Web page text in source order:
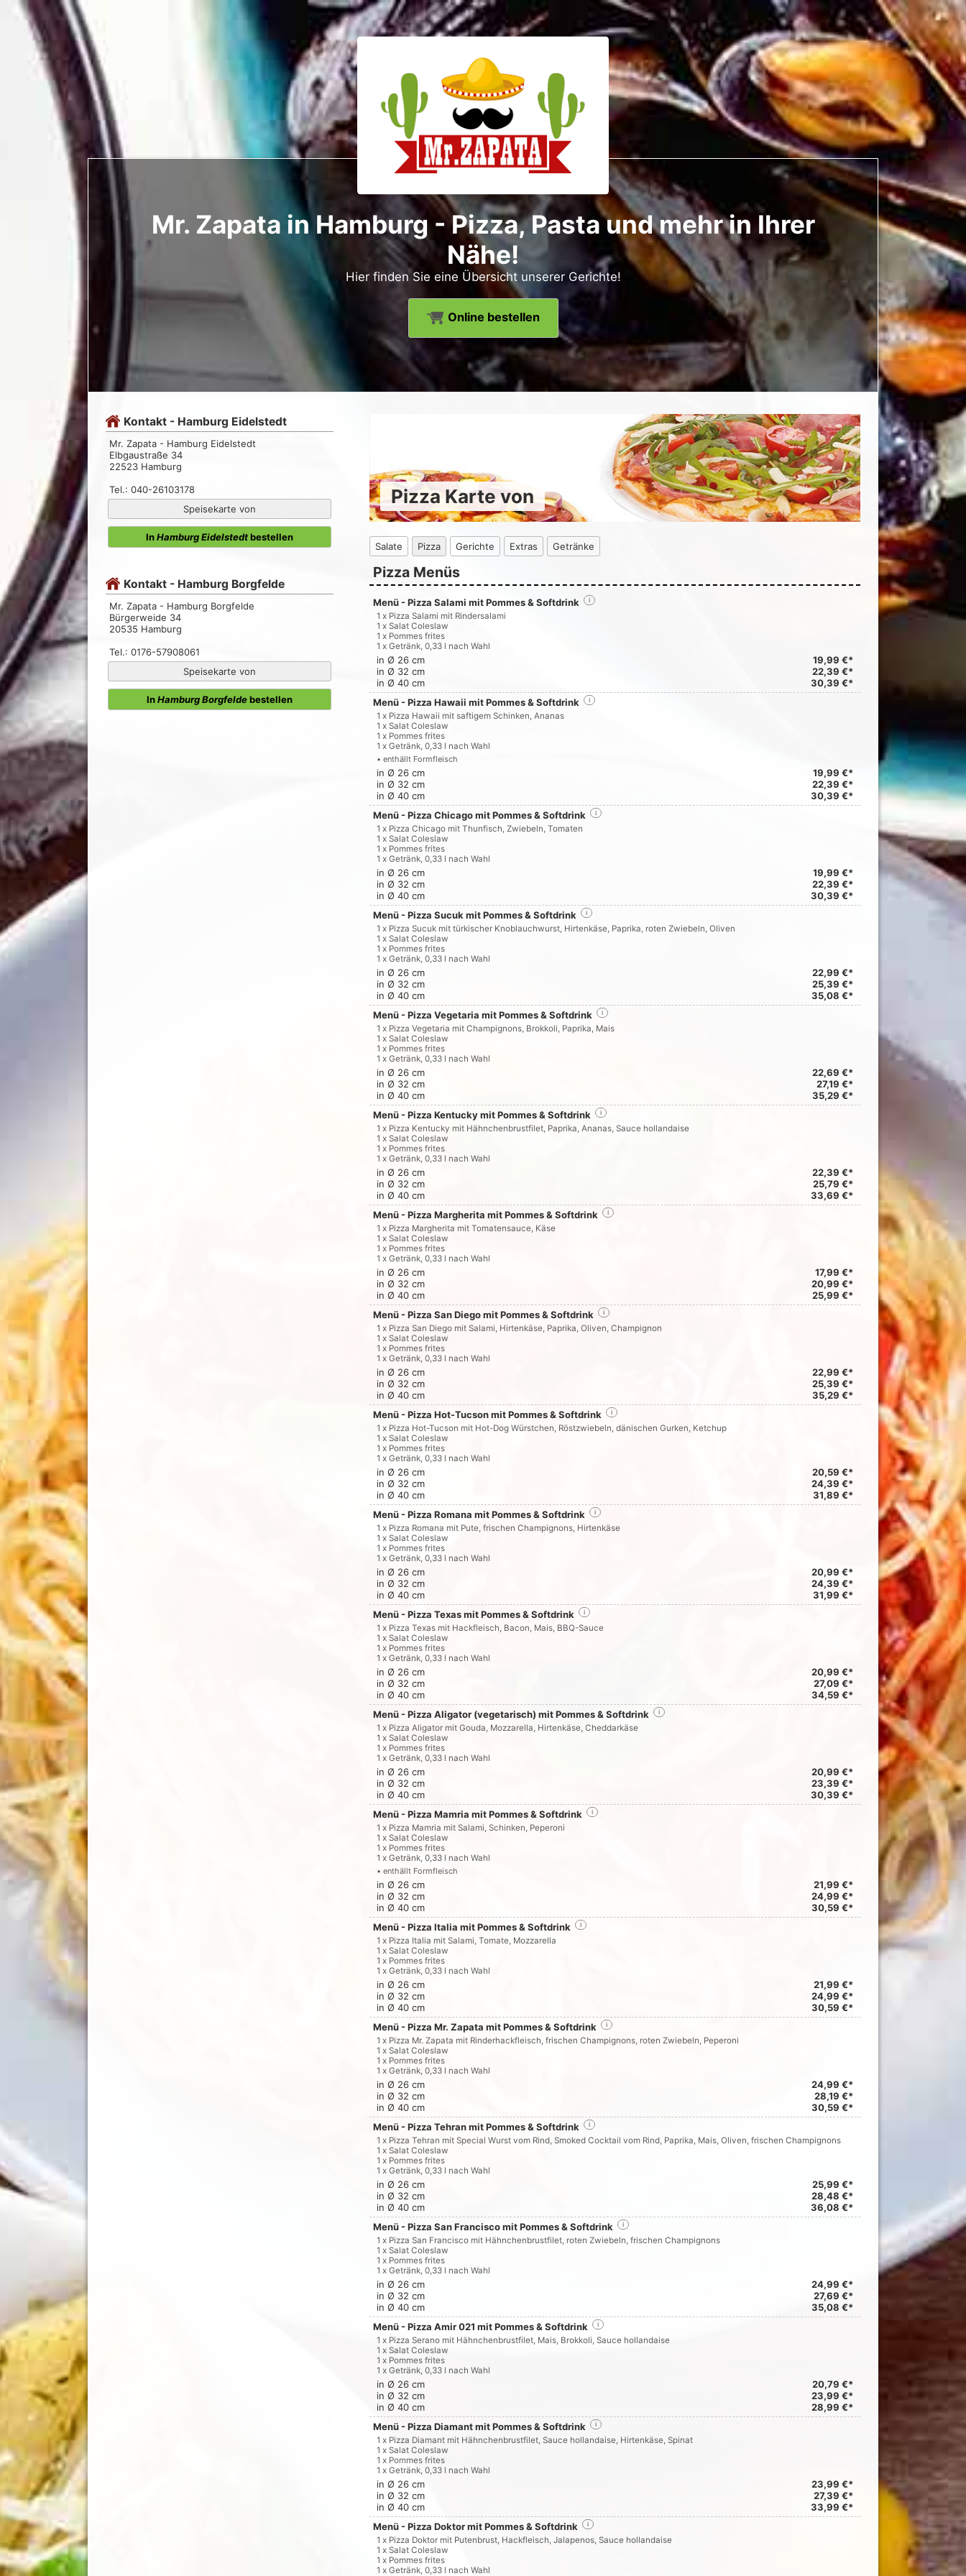
Mr. Zapata in Hamburg - Pizza, Pasta und mehr in Ihrer
Nähe!
Hier finden Sie eine Übersicht unserer Gerichte!
Online bestellen
Kontakt - Hamburg Eidelstedt
Mr. Zapata - Hamburg Eidelstedt
Elbgaustraße 34
22523 Hamburg
Tel.: 040-26103178
Speisekarte von
InHamburg Eidelstedtbestellen
Kontakt - Hamburg Borgfelde
Mr. Zapata - Hamburg Borgfelde
Bürgerweide 34
20535 Hamburg
Tel.: 0176-57908061
Speisekarte von
InHamburg Borgfeldebestellen
Pizza Karte von
Salate Pizza Gerichte Extras Getränke
Pizza Menüs
Menü - Pizza Salami mit Pommes & Softdrink i
1 x Pizza Salami mit Rindersalami
1 x Salat Coleslaw
1 x Pommes frites
1 x Getränk, 0,33 l nach Wahl
in Ø 26 cm
19,99 €*
in Ø 32 cm
22,39 €*
in Ø 40 cm
30,39 €*
Menü - Pizza Hawaii mit Pommes & Softdrink
i
1 x Pizza Hawaii mit saftigem Schinken, Ananas
1 x Salat Coleslaw
1 x Pommes frites
1 x Getränk, 0,33 l nach Wahl
• enthällt Formfleisch
in Ø 26 cm
19,99 €*
in Ø 32 cm
22,39 €*
in Ø 40 cm
30,39 €*
Menü - Pizza Chicago mit Pommes & Softdrink
i
1 x Pizza Chicago mit Thunfisch, Zwiebeln, Tomaten
1 x Salat Coleslaw
1 x Pommes frites
1 x Getränk, 0,33 l nach Wahl
in Ø 26 cm
19,99 €*
in Ø 32 cm
22,39 €*
in Ø 40 cm
30,39 €*
Menü - Pizza Sucuk mit Pommes & Softdrink
i
1 x Pizza Sucuk mit türkischer Knoblauchwurst, Hirtenkäse, Paprika, roten Zwiebeln, Oliven
1 x Salat Coleslaw
1 x Pommes frites
1 x Getränk, 0,33 l nach Wahl
in Ø 26 cm
22,99 €*
in Ø 32 cm
25,39 €*
in Ø 40 cm
35,08 €*
Menü - Pizza Vegetaria mit Pommes & Softdrink
i
1 x Pizza Vegetaria mit Champignons, Brokkoli, Paprika, Mais
1 x Salat Coleslaw
1 x Pommes frites
1 x Getränk, 0,33 l nach Wahl
in Ø 26 cm
22,69 €*
in Ø 32 cm
27,19 €*
in Ø 40 cm
35,29 €*
Menü - Pizza Kentucky mit Pommes & Softdrink
i
1 x Pizza Kentucky mit Hähnchenbrustfilet, Paprika, Ananas, Sauce hollandaise
1 x Salat Coleslaw
1 x Pommes frites
1 x Getränk, 0,33 l nach Wahl
in Ø 26 cm
22,39 €*
in Ø 32 cm
25,79 €*
in Ø 40 cm
33,69 €*
Menü - Pizza Margherita mit Pommes & Softdrink
i
1 x Pizza Margherita mit Tomatensauce, Käse
1 x Salat Coleslaw
1 x Pommes frites
1 x Getränk, 0,33 l nach Wahl
in Ø 26 cm
17,99 €*
in Ø 32 cm
20,99 €*
in Ø 40 cm
25,99 €*
Menü - Pizza San Diego mit Pommes & Softdrink
i
1 x Pizza San Diego mit Salami, Hirtenkäse, Paprika, Oliven, Champignon
1 x Salat Coleslaw
1 x Pommes frites
1 x Getränk, 0,33 l nach Wahl
in Ø 26 cm
22,99 €*
in Ø 32 cm
25,39 €*
in Ø 40 cm
35,29 €*
Menü - Pizza Hot-Tucson mit Pommes & Softdrink
i
1 x Pizza Hot-Tucson mit Hot-Dog Würstchen, Röstzwiebeln, dänischen Gurken, Ketchup
1 x Salat Coleslaw
1 x Pommes frites
1 x Getränk, 0,33 l nach Wahl
in Ø 26 cm
20,59 €*
in Ø 32 cm
24,39 €*
in Ø 40 cm
31,89 €*
Menü - Pizza Romana mit Pommes & Softdrink
i
1 x Pizza Romana mit Pute, frischen Champignons, Hirtenkäse
1 x Salat Coleslaw
1 x Pommes frites
1 x Getränk, 0,33 l nach Wahl
in Ø 26 cm
20,99 €*
in Ø 32 cm
24,39 €*
in Ø 40 cm
31,99 €*
Menü - Pizza Texas mit Pommes & Softdrink
i
1 x Pizza Texas mit Hackfleisch, Bacon, Mais, BBQ-Sauce
1 x Salat Coleslaw
1 x Pommes frites
1 x Getränk, 0,33 l nach Wahl
in Ø 26 cm
20,99 €*
in Ø 32 cm
27,09 €*
in Ø 40 cm
34,59 €*
Menü - Pizza Aligator (vegetarisch) mit Pommes & Softdrink
i
1 x Pizza Aligator mit Gouda, Mozzarella, Hirtenkäse, Cheddarkäse
1 x Salat Coleslaw
1 x Pommes frites
1 x Getränk, 0,33 l nach Wahl
in Ø 26 cm
20,99 €*
in Ø 32 cm
23,39 €*
in Ø 40 cm
30,39 €*
Menü - Pizza Mamria mit Pommes & Softdrink
i
1 x Pizza Mamria mit Salami, Schinken, Peperoni
1 x Salat Coleslaw
1 x Pommes frites
1 x Getränk, 0,33 l nach Wahl
• enthällt Formfleisch
in Ø 26 cm
21,99 €*
in Ø 32 cm
24,99 €*
in Ø 40 cm
30,59 €*
Menü - Pizza Italia mit Pommes & Softdrink
i
1 x Pizza Italia mit Salami, Tomate, Mozzarella
1 x Salat Coleslaw
1 x Pommes frites
1 x Getränk, 0,33 l nach Wahl
in Ø 26 cm
21,99 €*
in Ø 32 cm
24,99 €*
in Ø 40 cm
30,59 €*
Menü - Pizza Mr. Zapata mit Pommes & Softdrink
i
1 x Pizza Mr. Zapata mit Rinderhackfleisch, frischen Champignons, roten Zwiebeln, Peperoni
1 x Salat Coleslaw
1 x Pommes frites
1 x Getränk, 0,33 l nach Wahl
in Ø 26 cm
24,99 €*
in Ø 32 cm
28,19 €*
in Ø 40 cm
30,59 €*
Menü - Pizza Tehran mit Pommes & Softdrink
i
1 x Pizza Tehran mit Special Wurst vom Rind, Smoked Cocktail vom Rind, Paprika, Mais, Oliven, frischen Champignons
1 x Salat Coleslaw
1 x Pommes frites
1 x Getränk, 0,33 l nach Wahl
in Ø 26 cm
25,99 €*
in Ø 32 cm
28,48 €*
in Ø 40 cm
36,08 €*
Menü - Pizza San Francisco mit Pommes & Softdrink
i
1 x Pizza San Francisco mit Hähnchenbrustfilet, roten Zwiebeln, frischen Champignons
1 x Salat Coleslaw
1 x Pommes frites
1 x Getränk, 0,33 l nach Wahl
in Ø 26 cm
24,99 €*
in Ø 32 cm
27,69 €*
in Ø 40 cm
35,08 €*
Menü - Pizza Amir 021 mit Pommes & Softdrink
i
1 x Pizza Serano mit Hähnchenbrustfilet, Mais, Brokkoli, Sauce hollandaise
1 x Salat Coleslaw
1 x Pommes frites
1 x Getränk, 0,33 l nach Wahl
in Ø 26 cm
20,79 €*
in Ø 32 cm
23,99 €*
in Ø 40 cm
28,99 €*
Menü - Pizza Diamant mit Pommes & Softdrink
i
1 x Pizza Diamant mit Hähnchenbrustfilet, Sauce hollandaise, Hirtenkäse, Spinat
1 x Salat Coleslaw
1 x Pommes frites
1 x Getränk, 0,33 l nach Wahl
in Ø 26 cm
23,99 €*
in Ø 32 cm
27,39 €*
in Ø 40 cm
33,99 €*
Menü - Pizza Doktor mit Pommes & Softdrink
i
1 x Pizza Doktor mit Putenbrust, Hackfleisch, Jalapenos, Sauce hollandaise
1 x Salat Coleslaw
1 x Pommes frites
1 x Getränk, 0,33 l nach Wahl